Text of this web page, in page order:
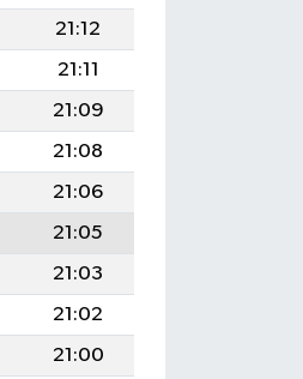
21:12
21:11
21:09
21:08
21:06
21:05
21:03
21:02
21:00